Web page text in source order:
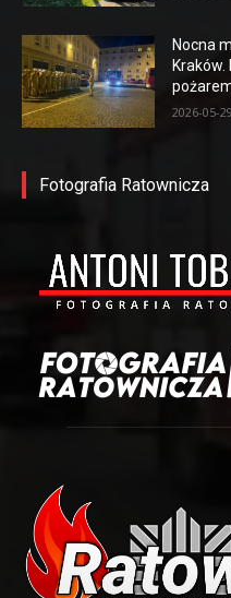
Nocna
Kraków.
2026-05-29
Fotografia Ratownicza